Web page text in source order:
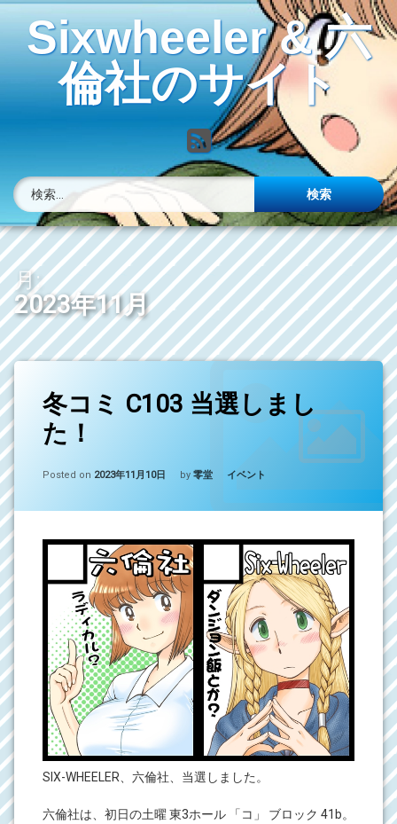
コ
Sixwheeler & 六
倫社のサイト
RSS
月:
2023年11月
冬コミ C103 当選しまし
た！
Posted on 2023年11月10日
Updated on 2023年11月10日
by 零堂 カテゴリー:
イベント
SIX-WHEELER、六倫社、当選しました。
六倫社は、初日の土曜 東3ホール 「コ」 ブロック 41b。
コ
メ
ン
ト
ど
コ
当
ま
し
た！)